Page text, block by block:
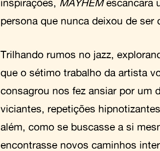
inspirações, MAYHEMescancara
persona que nunca deixou de ser
Trilhando rumos no jazz,
que o sétimo trabalho da artista
consagrou nos fez ansiar por um
viciantes, repetições
além, como se buscasse a si
encontrasse novos caminhos